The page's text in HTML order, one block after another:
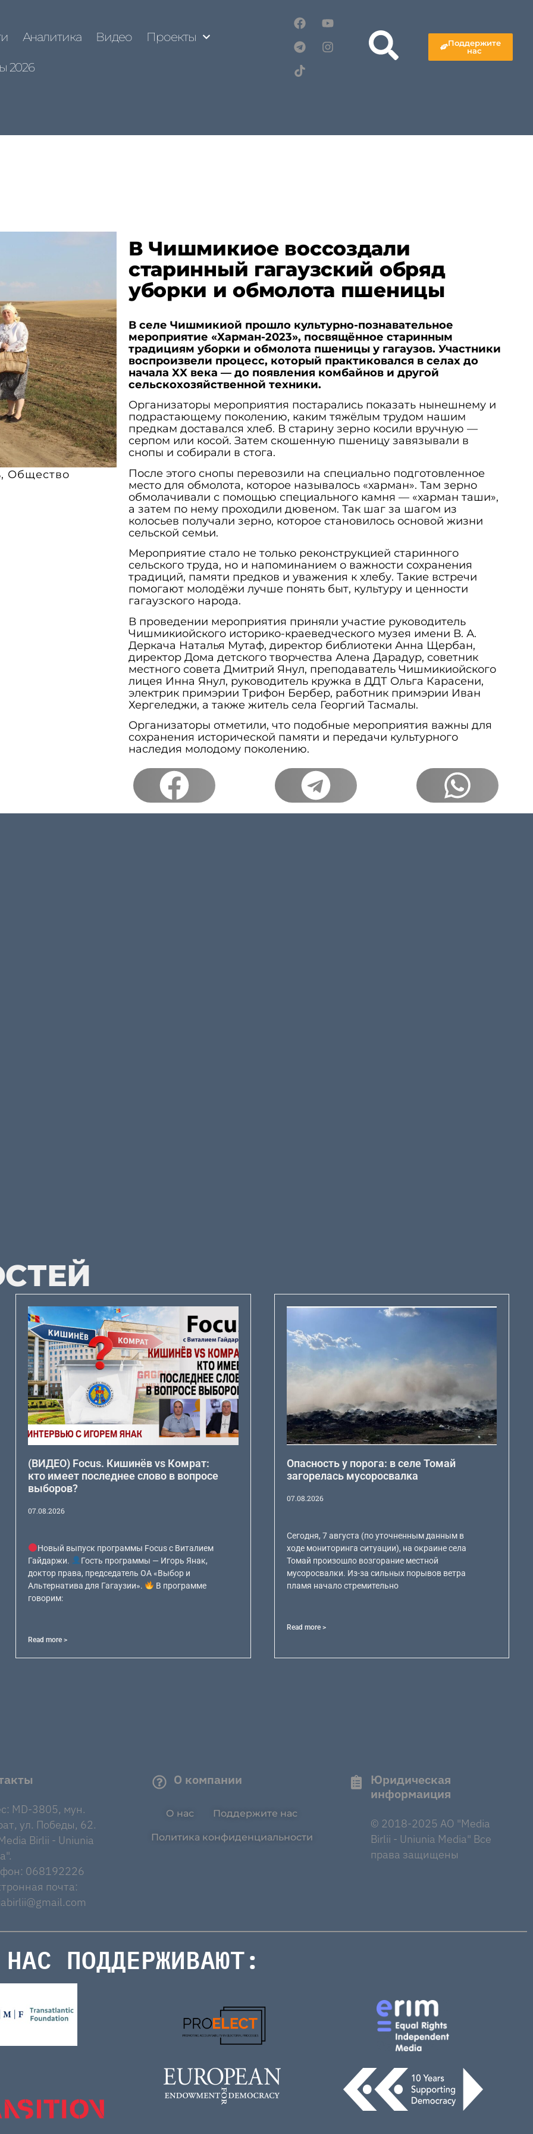
Аналитика Видео Проекты
2026
Поддержите
нас
, Общество
В Чишмикиое воссоздали
старинный гагаузский обряд
уборки и обмолота пшеницы
В селе Чишмикиой прошло культурно-познавательное
мероприятие «Харман-2023», посвящённое старинным
традициям уборки и обмолота пшеницы у гагаузов. Участники
воспроизвели процесс, который практиковался в селах до
начала XX века — до появления комбайнов и другой
сельскохозяйственной техники.
Организаторы мероприятия постарались показать нынешнему и
подрастающему поколению, каким тяжёлым трудом нашим
предкам доставался хлеб. В старину зерно косили вручную —
серпом или косой. Затем скошенную пшеницу завязывали в
снопы и собирали в стога.
После этого снопы перевозили на специально подготовленное
место для обмолота, которое называлось «харман». Там зерно
обмолачивали с помощью специального камня — «харман таши»,
а затем по нему проходили дювеном. Так шаг за шагом из
колосьев получали зерно, которое становилось основой жизни
сельской семьи.
Мероприятие стало не только реконструкцией старинного
сельского труда, но и напоминанием о важности сохранения
традиций, памяти предков и уважения к хлебу. Такие встречи
помогают молодёжи лучше понять быт, культуру и ценности
гагаузского народа.
В проведении мероприятия приняли участие руководитель
Чишмикиойского историко-краеведческого музея имени В. А.
Деркача Наталья Мутаф, директор библиотеки Анна Щербан,
директор Дома детского творчества Алена Дарадур, советник
местного совета Дмитрий Янул, преподаватель Чишмикиойского
лицея Инна Янул, руководитель кружка в ДДТ Ольга Карасени,
электрик примэрии Трифон Бербер, работник примэрии Иван
Хергеледжи, а также житель села Георгий Тасмалы.
Организаторы отметили, что подобные мероприятия важны для
сохранения исторической памяти и передачи культурного
наследия молодому поколению.
(ВИДЕО) Focus. Кишинёв vs Комрат:
кто имеет последнее слово в вопросе
выборов?
07.08.2026
Новый выпуск программы Focus с Виталием
Гайдаржи.
Гость программы — Игорь Янак,
доктор права, председатель ОА «Выбор и
Альтернатива для Гагаузии».
В программе
говорим:
Read more >
Опасность у порога: в селе Томай
загорелась мусоросвалка
07.08.2026
Сегодня, 7 августа (по уточненным данным в
ходе мониторинга ситуации), на окраине села
Томай произошло возгорание местной
мусоросвалки. Из-за сильных порывов ветра
пламя начало стремительно
Read more >
MD-3805, мун.
ул. Победы, 62.
Birlii - Uniunia
068192226
почта:
О компании
О нас Поддержите нас
Политика конфиденциальности
Юридическая
информаиция
© 2018-2025 AO "Media
Birlii - Uniunia Media" Все
права защищены
НАС ПОДДЕРЖИВАЮТ: